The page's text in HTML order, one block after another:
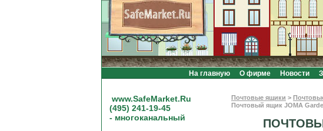
На главную О фирме Новости
www.SafeMarket.Ru
(495) 241-19-45
- многоканальный
Почтовые ящики >
Почтовый ящик JOMA